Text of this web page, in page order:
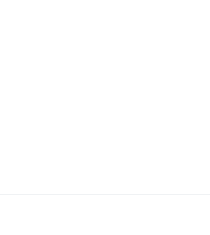
결과물로 설교하는 것에 목적을 두고
브리어를 다루고 있는데 이에 대한 자
으로 영감된 여호수와의 음성을 3,500년